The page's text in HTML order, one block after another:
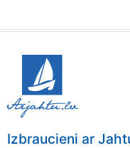
Izbraucieni ar